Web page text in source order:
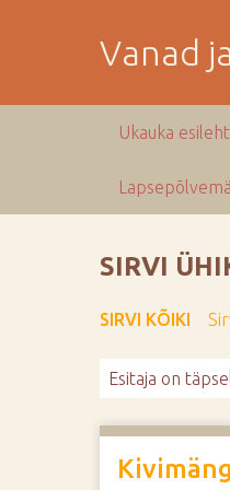
Vanad
Ukauka esileht
SIRVI
SIRVI KÕIKI
Esitaja on